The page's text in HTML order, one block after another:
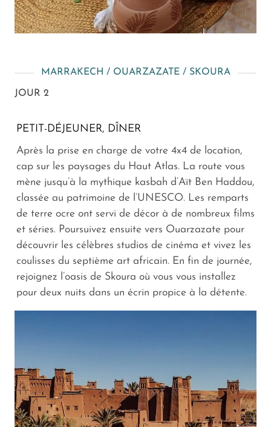
MARRAKECH / OUARZAZATE / SKOURA
JOUR 2
PETIT-DÉJEUNER, DÎNER
Après la prise en charge de votre 4x4 de location,
cap sur les paysages du Haut Atlas. La route vous
mène jusqu’à la mythique kasbah d’Aït Ben Haddou,
classée au patrimoine de l’UNESCO. Les remparts
de terre ocre ont servi de décor à de nombreux films
et séries. Poursuivez ensuite vers Ouarzazate pour
découvrir les célèbres studios de cinéma et vivez les
coulisses du septième art africain. En fin de journée,
rejoignez l’oasis de Skoura où vous vous installez
pour deux nuits dans un écrin propice à la détente.